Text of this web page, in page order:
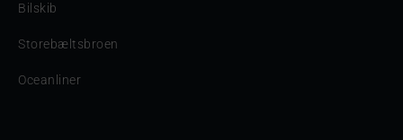
Bilskib
Storebæltsbroen
Oceanliner